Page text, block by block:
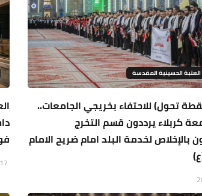
الحسينية المقدسة
تحول) للاحتفاء بخريجي الجامعات..
كربلاء يرددون قسم التخرج
بالإخلاص لخدمة البلد امام ضريح الامام